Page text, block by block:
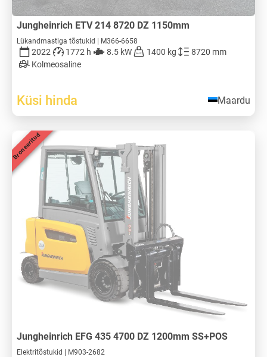
Jungheinrich ETV 214 8720 DZ 1150mm
Lükandmastiga tõstukid | M366-6658
2022 1772 h 8.5 kW 1400 kg
8720 mm
Kolmeosaline
Küsi hinda Maardu
Broneeritud
Jungheinrich EFG 435 4700 DZ 1200mm SS+POS
Elektritõstukid | M903-2682